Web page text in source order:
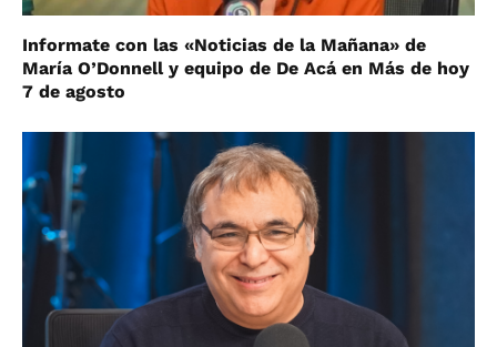
Informate con las «Noticias de la Mañana» de
María O’Donnell y equipo de De Acá en Más de hoy
7 de agosto